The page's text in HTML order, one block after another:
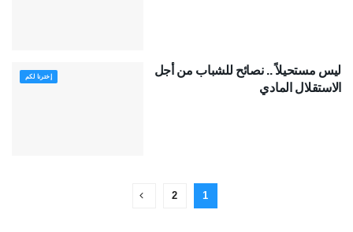
إخترنا لكم
ليس مستحيلاً .. نصائح للشباب من أجل
الاستقلال المادي
1
2